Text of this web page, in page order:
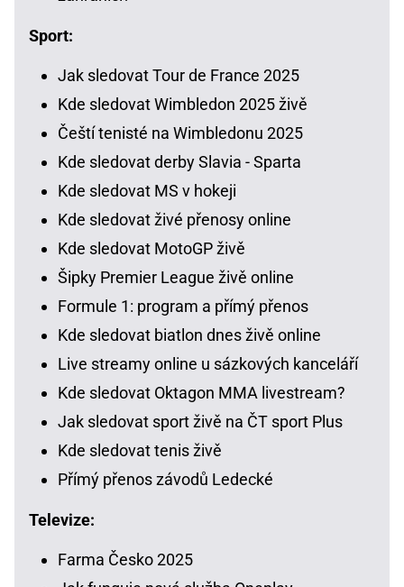
Sport:
Jak sledovat Tour de France 2025
Kde sledovat Wimbledon 2025 živě
Čeští tenisté na Wimbledonu 2025
Kde sledovat derby Slavia - Sparta
Kde sledovat MS v hokeji
Kde sledovat živé přenosy online
Kde sledovat MotoGP živě
Šipky Premier League živě online
Formule 1: program a přímý přenos
Kde sledovat biatlon dnes živě online
Live streamy online u sázkových kanceláří
Kde sledovat Oktagon MMA livestream?
Jak sledovat sport živě na ČT sport Plus
Kde sledovat tenis živě
Přímý přenos závodů Ledecké
Televize:
Farma Česko 2025